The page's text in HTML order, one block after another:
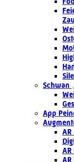
Schwan
App
AR
AR